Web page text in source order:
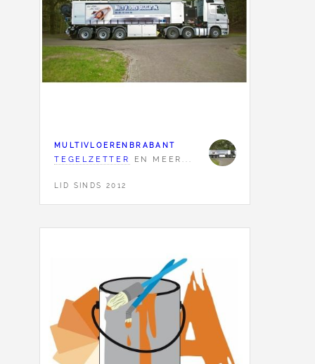
MULTIVLOERENBRABANT
TEGELZETTER EN MEER...
LID SINDS 2012